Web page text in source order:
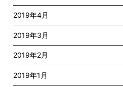
2019年4月
2019年3月
2019年2月
2019年1月